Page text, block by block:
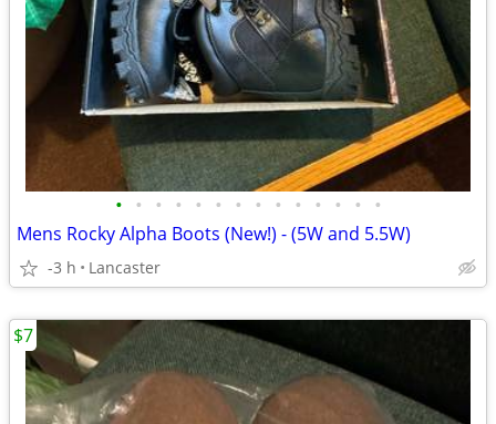
• • • • • • • • • • • • • •
Mens Rocky Alpha Boots (New!) - (5W and 5.5W)
-3 h Lancaster
$7